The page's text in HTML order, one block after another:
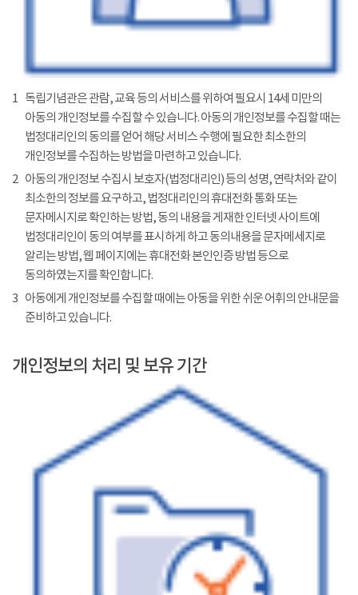
1 독립기념관은 관람, 교육 등의 서비스를 위하여 필요시 14세 미만의
아동의 개인정보를 수집할 수 있습니다. 아동의 개인정보를 수집할 때는
법정대리인의 동의를 얻어 해당 서비스 수행에 필요한 최소한의
개인정보를 수집하는 방법을 마련하고 있습니다.
2 아동의 개인정보 수집시 보호자(법정대리인) 등의 성명, 연락처와 같이
최소한의 정보를 요구하고, 법정대리인의 휴대전화 통화 또는
문자메시지로 확인하는 방법, 동의 내용을 게재한 인터넷 사이트에
법정대리인이 동의 여부를 표시하게 하고 동의내용을 문자메세지로
알리는 방법, 웹 페이지에는 휴대전화 본인인증 방법 등으로
동의하였는지를 확인합니다.
3 아동에게 개인정보를 수집할 때에는 아동을 위한 쉬운 어휘의 안내문을
준비하고 있습니다.
개인정보의 처리 및 보유 기간